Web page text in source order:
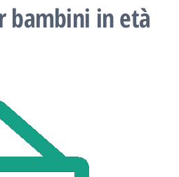
bambini in età